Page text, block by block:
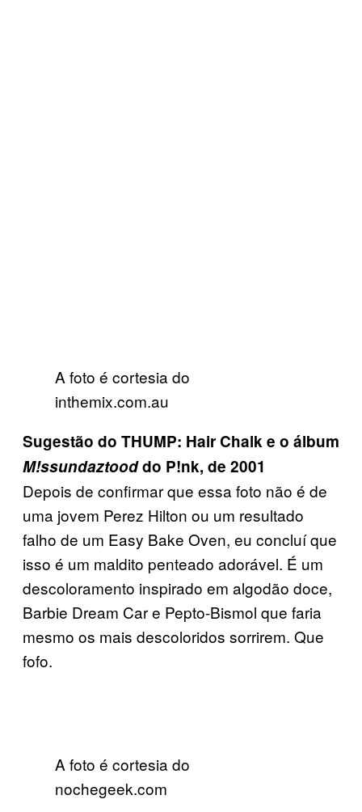
A foto é cortesia do
inthemix.com.au
Sugestão do THUMP: Hair Chalk e o álbum
M!ssundaztooddo P!nk, de 2001
Depois de confirmar que essa foto não é de
uma jovem Perez Hilton ou um resultado
falho de um Easy Bake Oven, eu concluí que
isso é um maldito penteado adorável. É um
descoloramento inspirado em algodão doce,
Barbie Dream Car e Pepto-Bismol que faria
mesmo os mais descoloridos sorrirem. Que
fofo.
A foto é cortesia do
nochegeek.com